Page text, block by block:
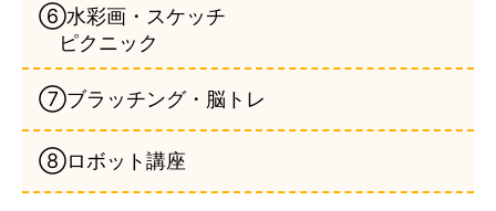
⑥水彩画・スケッチ
ピクニック
⑦ブラッチング・脳トレ
⑧ロボット講座